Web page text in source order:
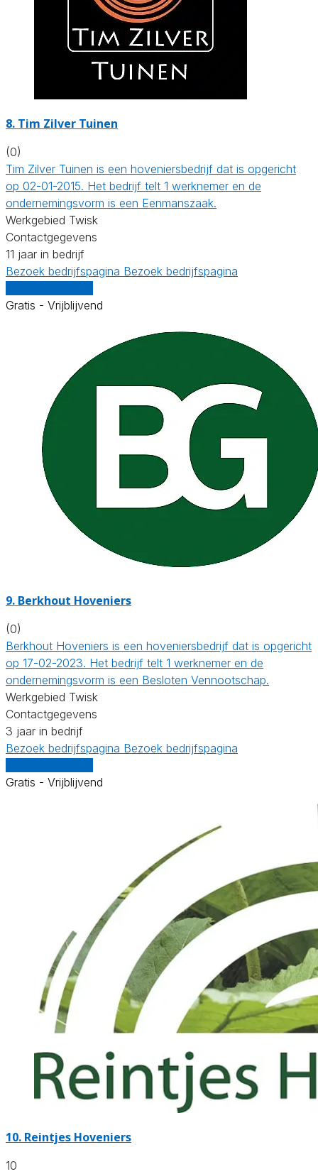
8. Tim Zilver Tuinen
(0)
Tim Zilver Tuinen is een hoveniersbedrijf dat is opgericht
op 02-01-2015. Het bedrijf telt 1 werknemer en de
ondernemingsvorm is een Eenmanszaak.
Werkgebied Twisk
Contactgegevens
11 jaar in bedrijf
Bezoek bedrijfspagina Bezoek bedrijfspagina
Gratis - Vrijblijvend
9. Berkhout Hoveniers
(0)
Berkhout Hoveniers is een hoveniersbedrijf dat is opgericht
op 17-02-2023. Het bedrijf telt 1 werknemer en de
ondernemingsvorm is een Besloten Vennootschap.
Werkgebied Twisk
Contactgegevens
3 jaar in bedrijf
Bezoek bedrijfspagina Bezoek bedrijfspagina
Gratis - Vrijblijvend
10. Reintjes Hoveniers
10